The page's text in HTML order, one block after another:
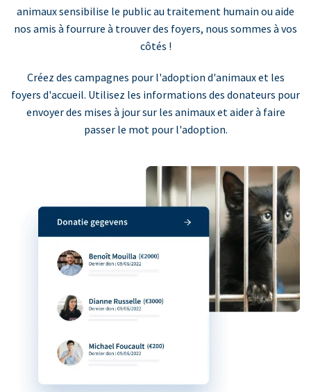
animaux sensibilise le public au traitement humain ou aide
nos amis à fourrure à trouver des foyers, nous sommes à vos
côtés !
Créez des campagnes pour l'adoption d'animaux et les
foyers d'accueil. Utilisez les informations des donateurs pour
envoyer des mises à jour sur les animaux et aider à faire
passer le mot pour l'adoption.